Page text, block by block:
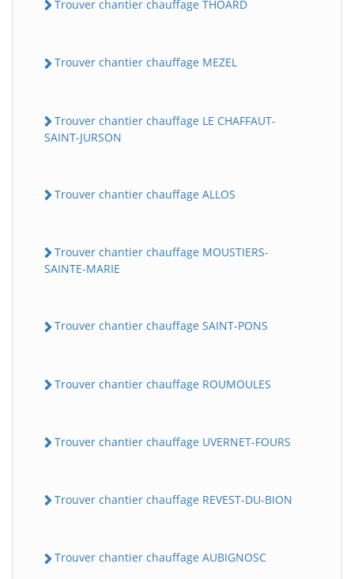
Trouver chantier chauffage THOARD
Trouver chantier chauffage MEZEL
Trouver chantier chauffage LE CHAFFAUT-
SAINT-JURSON
Trouver chantier chauffage ALLOS
Trouver chantier chauffage MOUSTIERS-
SAINTE-MARIE
Trouver chantier chauffage SAINT-PONS
Trouver chantier chauffage ROUMOULES
Trouver chantier chauffage UVERNET-FOURS
Trouver chantier chauffage REVEST-DU-BION
Trouver chantier chauffage AUBIGNOSC